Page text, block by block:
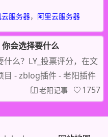
服务器， 阿里云服务器
会选择要什么
么？LY_投票评分，在文
目 - zblog插件 - 老阳插件
老阳记事 1757